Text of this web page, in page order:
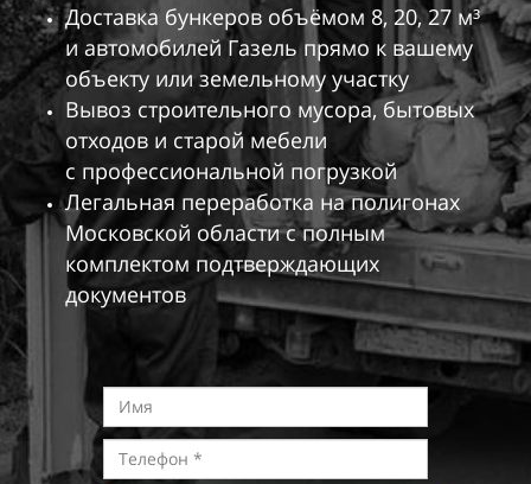
Доставка бункеров объёмом 8, 20, 27 м³
и автомобилей Газель прямо к вашему
объекту или земельному участку
Вывоз строительного мусора, бытовых
отходов и старой мебели
с профессиональной погрузкой
Легальная переработка на полигонах
Московской области с полным
комплектом подтверждающих
документов